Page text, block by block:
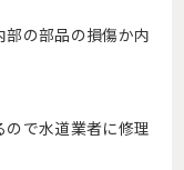
部の部品の損傷か内
ので水道業者に修理